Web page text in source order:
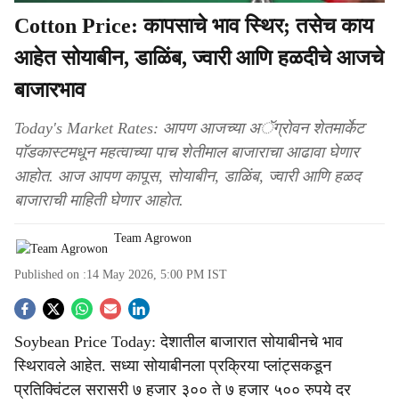
Cotton Price: कापसाचे भाव स्थिर; तसेच काय
आहेत सोयाबीन, डाळिंब, ज्वारी आणि हळदीचे आजचे
बाजारभाव
Today's Market Rates: आपण आजच्या अॅग्रोवन शेतमार्केट
पाॅडकास्टमधून महत्वाच्या पाच शेतीमाल बाजाराचा आढावा घेणार
आहोत. आज आपण कापूस, सोयाबीन, डाळिंब, ज्वारी आणि हळद
बाजाराची माहिती घेणार आहोत.
Team Agrowon
Published on :14 May 2026, 5:00 PM IST
S
o
c
Soybean Price Today: देशातील बाजारात सोयाबीनचे भाव
स्थिरावले आहेत. सध्या सोयाबीनला प्रक्रिया प्लांट्सकडून
प्रतिक्विंटल सरासरी ७ हजार ३०० ते ७ हजार ५०० रुपये दर